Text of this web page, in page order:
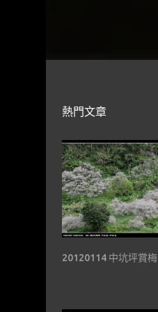
熱門文章
20120114 中坑坪賞梅